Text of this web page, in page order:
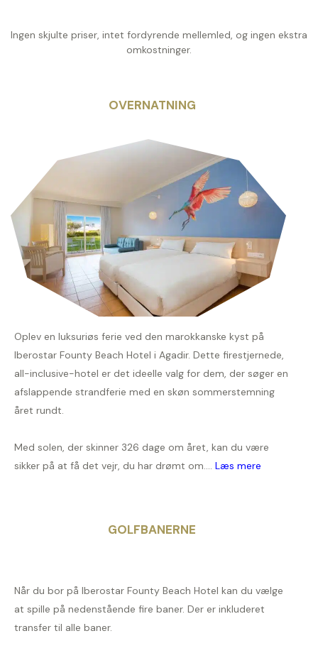
Ingen skjulte priser, intet fordyrende mellemled, og ingen ekstra
omkostninger.
OVERNATNING
Oplev en luksuriøs ferie ved den marokkanske kyst på
Iberostar Founty Beach Hotel i Agadir. Dette firestjernede,
all-inclusive-hotel er det ideelle valg for dem, der søger en
afslappende strandferie med en skøn sommerstemning
året rundt.
Med solen, der skinner 326 dage om året, kan du være
sikker på at få det vejr, du har drømt om.... Læs mere
GOLFBANERNE
Når du bor på Iberostar Founty Beach Hotel kan du vælge
at spille på nedenstående fire baner. Der er inkluderet
transfer til alle baner.